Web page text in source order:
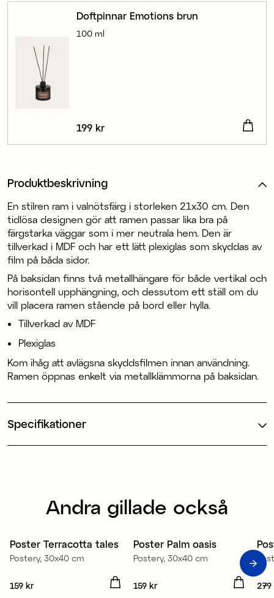
Doftpinnar Emotions brun
100 ml
Pris :199 kr
199 kr
Produktbeskrivning
En stilren ram i valnötsfärg i storleken 21x30 cm. Den
tidlösa designen gör att ramen passar lika bra på
färgstarka väggar som i mer neutrala hem. Den är
tillverkad i MDF och har ett lätt plexiglas som skyddas av
film på båda sidor.
På baksidan finns två metallhängare för både vertikal och
horisontell upphängning, och dessutom ett ställ om du
vill placera ramen stående på bord eller hylla.
Tillverkad av MDF
Plexiglas
Kom ihåg att avlägsna skyddsfilmen innan användning.
Ramen öppnas enkelt via metallklämmorna på baksidan.
Specifikationer
Andra gillade också
Nyhet
Poster Terracotta tales
Postery, 30x40 cm
Pris :159 kr
159 kr
Nyhet
Poster Palm oasis
Postery, 30x40 cm
Pris:159 kr
159 kr Pris
279